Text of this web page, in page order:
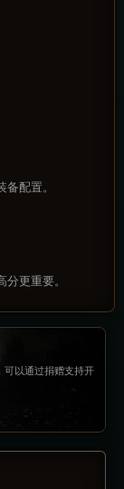
配置。
更重要。
可以通过捐赠支持开